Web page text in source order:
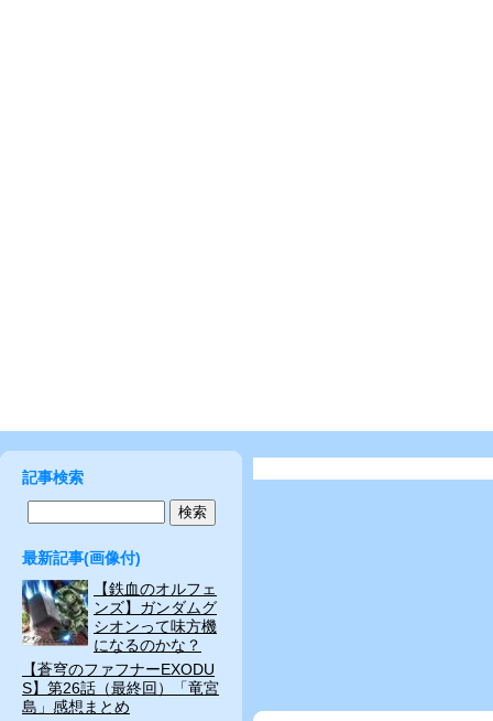
記事検索
最新記事(画像付)
【鉄血のオルフェ
ンズ】ガンダムグ
シオンって味方機
になるのかな？
【蒼穹のファフナーEXODU
S】第26話（最終回）「竜宮
島」感想まとめ